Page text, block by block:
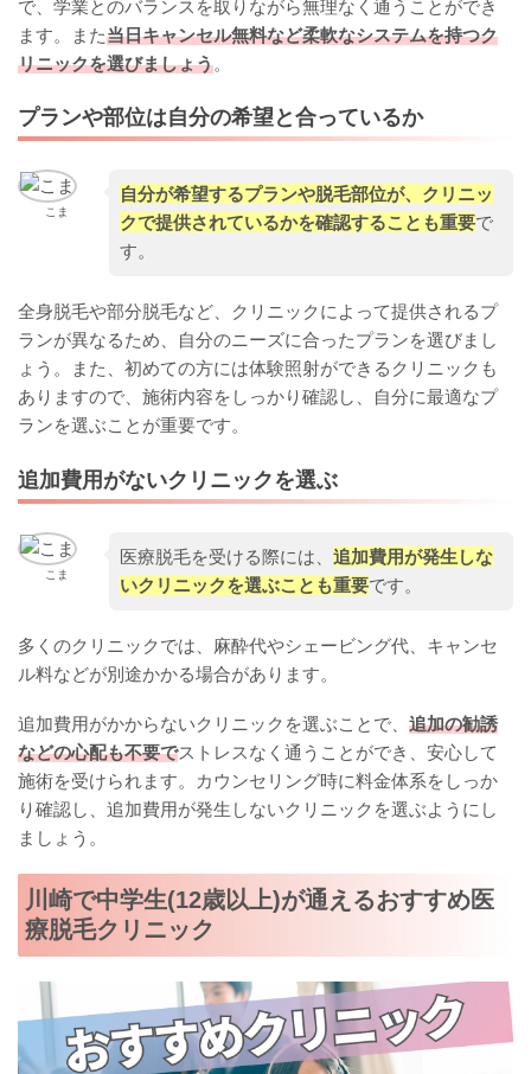
で、学業とのバランスを取りながら無理なく通うことができ
ます。また当日キャンセル無料など柔軟なシステムを持つク
リニックを選びましょう。
プランや部位は自分の希望と合っているか
こま
自分が希望するプランや脱毛部位が、クリニッ
クで提供されているかを確認することも重要で
す。
全身脱毛や部分脱毛など、クリニックによって提供されるプ
ランが異なるため、自分のニーズに合ったプランを選びまし
ょう。また、初めての方には体験照射ができるクリニックも
ありますので、施術内容をしっかり確認し、自分に最適なプ
ランを選ぶことが重要です。
追加費用がないクリニックを選ぶ
こま
医療脱毛を受ける際には、 追加費用が発生しな
いクリニックを選ぶことも重要です。
多くのクリニックでは、麻酔代やシェービング代、キャンセ
ル料などが別途かかる場合があります。
追加費用がかからないクリニックを選ぶことで、 追加の勧誘
などの心配も不要でストレスなく通うことができ、安心して
施術を受けられます。カウンセリング時に料金体系をしっか
り確認し、追加費用が発生しないクリニックを選ぶようにし
ましょう。
川崎で中学生(12歳以上)が通えるおすすめ医
療脱毛クリニック